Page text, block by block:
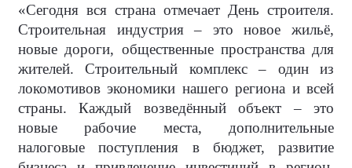
«Сегодня вся страна отмечает День строителя.
Строительная индустрия – это новое жильё,
новые дороги, общественные пространства для
жителей. Строительный комплекс – один из
локомотивов экономики нашего региона и всей
страны. Каждый возведённый объект – это
новые рабочие места, дополнительные
налоговые поступления в бюджет, развитие